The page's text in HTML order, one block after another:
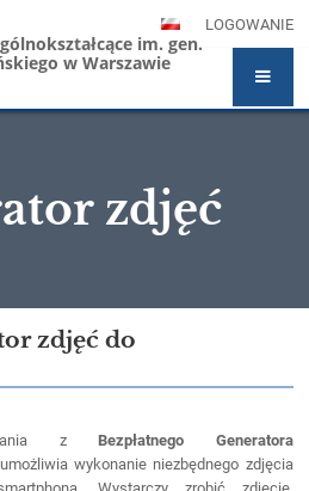
LOGOWANIE
im. gen.
w Warszawie
zdjęć
zdjęć do
zBezpłatnego Generatora
wykonanie niezbędnego zdjęcia